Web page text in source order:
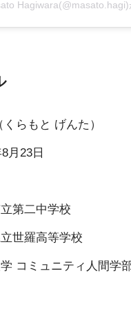
らもと げんた）
月23日
第二中学校
世羅高等学校
コミュニティ人間学